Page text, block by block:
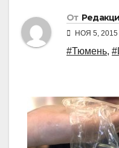
От
НОЯ 5, 2015
#Тюмень,